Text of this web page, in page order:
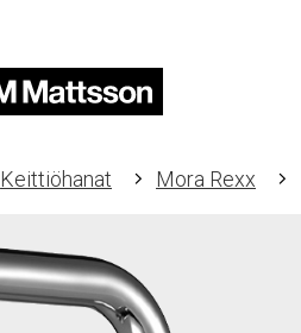
Keittiöhanat Mora Rexx